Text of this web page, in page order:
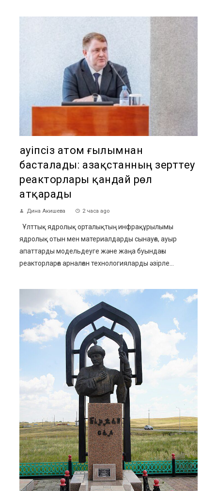
Қауіпсіз атом ғылымнан
басталады: Қазақстанның зерттеу
реакторлары қандай рөл
атқарады
Дина Акишева 2 часа ago
Ұлттық ядролық орталықтың инфрақұрылымы
ядролық отын мен материалдарды сынауға, ауыр
апаттарды модельдеуге және жаңа буындағы
реакторларға арналған технологияларды әзірле...